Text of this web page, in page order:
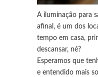
A iluminação para
afinal, é um dos
tempo em casa,
descansar, né?
Esperamos que
e entendido mais